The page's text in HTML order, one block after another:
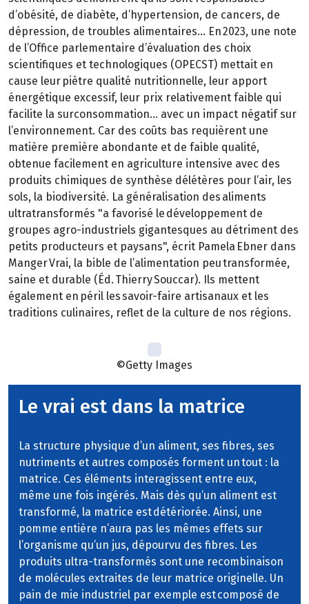
d’obésité, de diabète, d’hypertension, de cancers, de
dépression, de troubles alimentaires… En 2023, une note
de l’Office parlementaire d’évaluation des choix
scientifiques et technologiques (OPECST) mettait en
cause leur piètre qualité nutritionnelle, leur apport
énergétique excessif, leur prix relativement faible qui
facilite la surconsommation… avec un impact négatif sur
l’environnement. Car des coûts bas requièrent une
matière première abondante et de faible qualité,
obtenue facilement en agriculture intensive avec des
produits chimiques de synthèse délétères pour l’air, les
sols, la biodiversité. La généralisation des aliments
ultratransformés "a favorisé le développement de
groupes agro-industriels gigantesques au détriment des
petits producteurs et paysans", écrit Pamela Ebner dans
Manger Vrai, la bible de l’alimentation peu transformée,
saine et durable (Éd. Thierry Souccar). Ils mettent
également en péril les savoir-faire artisanaux et les
traditions culinaires, reflet de la culture de nos régions.
©Getty Images
Le vrai est dans la matrice
La structure physique d’un aliment, ses fibres, ses
nutriments et autres composés forment un tout : la
matrice. Ces éléments interagissent entre eux,
même une fois ingérés. Mais dès qu’un aliment est
transformé, la matrice est détériorée. Ainsi, une
pomme entière n’aura pas les mêmes effets sur
l’organisme qu’un jus, dépourvu des fibres. Les
produits ultra-transformés sont une recombinaison
de molécules extraites de leur matrice originelle. Un
pain de mie industriel par exemple est composé de